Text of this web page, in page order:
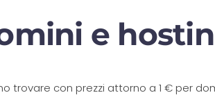
e
trovare con prezzi attorno a 1 € per